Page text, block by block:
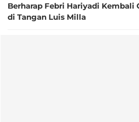
Berharap Febri Hariyadi Kembali
di Tangan Luis Milla